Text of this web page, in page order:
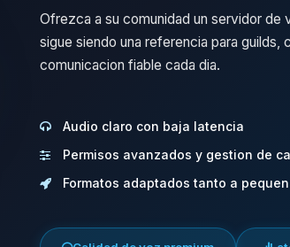
Ofrezca a su comunidad un servidor de
sigue siendo una referencia para
comunicacion fiable cada dia.
Audio claro con baja latencia
Permisos avanzados y gestion de
Formatos adaptados tanto a